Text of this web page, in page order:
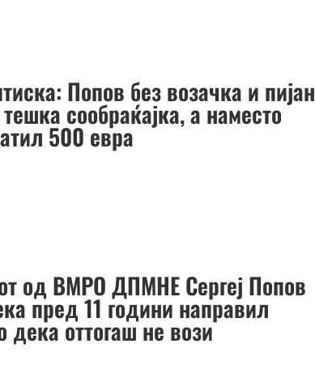
Попов без возачка и пијан
сообраќајка, а наместо
500 евра
од ВМРО ДПМНЕ Сергеј Попов
пред 11 години направил
дека оттогаш не вози